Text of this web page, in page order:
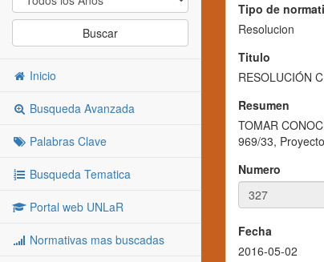
Buscar
Inicio
Busqueda Avanzada
Palabras Clave
Busqueda Tematica
Portal web UNLaR
Normativas mas buscadas
Tipo de
Resolucion
Titulo
RESOLUCIÓN
Resumen
TOMAR
969/33,
Numero
Fecha
2016-05-02